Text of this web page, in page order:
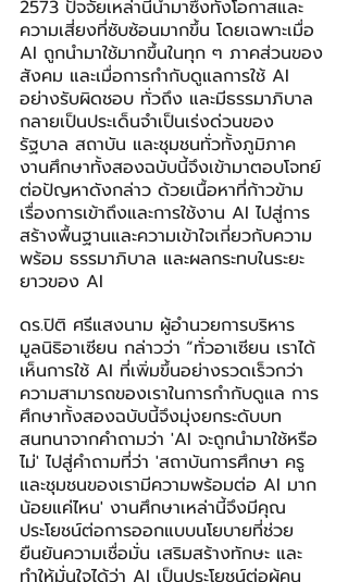
2573 ปัจจัยเหล่านี้นำมาซึ่งทั้งโอกาสและ
ความเสี่ยงที่ซับซ้อนมากขึ้น โดยเฉพาะเมื่อ
AI ถูกนำมาใช้มากขึ้นในทุก ๆ ภาคส่วนของ
สังคม และเมื่อการกำกับดูแลการใช้ AI
อย่างรับผิดชอบ ทั่วถึง และมีธรรมาภิบาล
กลายเป็นประเด็นจำเป็นเร่งด่วนของ
รัฐบาล สถาบัน และชุมชนทั่วทั้งภูมิภาค
งานศึกษาทั้งสองฉบับนี้จึงเข้ามาตอบโจทย์
ต่อปัญหาดังกล่าว ด้วยเนื้อหาที่ก้าวข้าม
เรื่องการเข้าถึงและการใช้งาน AI ไปสู่การ
สร้างพื้นฐานและความเข้าใจเกี่ยวกับความ
พร้อม ธรรมาภิบาล และผลกระทบในระยะ
ยาวของ AI
ดร.ปิติ ศรีแสงนาม ผู้อำนวยการบริหาร
มูลนิธิอาเซียน กล่าวว่า “ทั่วอาเซียน เราได้
เห็นการใช้ AI ที่เพิ่มขึ้นอย่างรวดเร็วกว่า
ความสามารถของเราในการกำกับดูแล การ
ศึกษาทั้งสองฉบับนี้จึงมุ่งยกระดับบท
สนทนาจากคำถามว่า 'AI จะถูกนำมาใช้หรือ
ไม่' ไปสู่คำถามที่ว่า 'สถาบันการศึกษา ครู
และชุมชนของเรามีความพร้อมต่อ AI มาก
น้อยแค่ไหน' งานศึกษาเหล่านี้จึงมีคุณ
ประโยชน์ต่อการออกแบบนโยบายที่ช่วย
ยืนยันความเชื่อมั่น เสริมสร้างทักษะ และ